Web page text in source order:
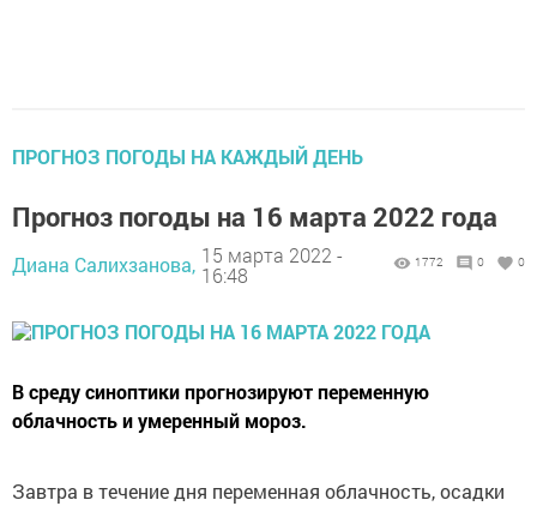
ПРОГНОЗ ПОГОДЫ НА КАЖДЫЙ ДЕНЬ
Прогноз погоды на 16 марта 2022 года
Диана Салихзанова, 15 марта 2022 -
16:48
1772 0 0
В среду синоптики прогнозируют переменную
облачность и умеренный мороз.
Завтра в течение дня переменная облачность, осадки